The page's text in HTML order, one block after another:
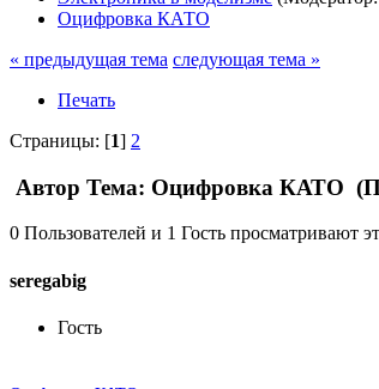
Оцифровка КАТО
« предыдущая тема следующая тема »
Печать
Страницы: [1] 2
Автор Тема: Оцифровка КАТО
0 Пользователей и 1 Гость просматривают
seregabig
Гость